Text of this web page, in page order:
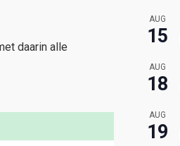
daarin alle
AUG
15
AUG
18
AUG
19